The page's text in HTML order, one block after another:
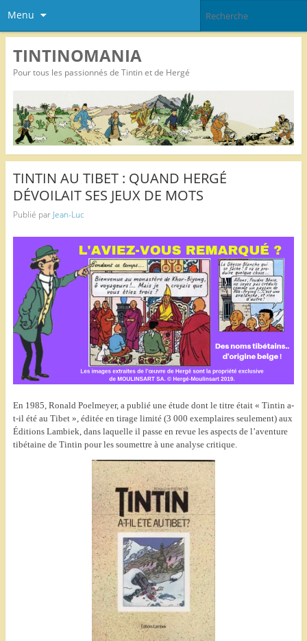
Menu
TINTINOMANIA
Pour tous les passionnés de Tintin et de Hergé
TINTIN AU TIBET : QUAND HERGÉ
DÉVOILAIT SES JEUX DE MOTS
Publié par Jean-Luc
En 1985, Ronald Poelmeyer, a publié une étude dont le titre était « Tintin a-
t-il été au Tibet », éditée en tirage limité (3 000 exemplaires seulement) aux
Éditions Lambiek, dans laquelle il passe en revue les aspects de l’aventure
tibétaine de Tintin pour les soumettre à une analyse critique.